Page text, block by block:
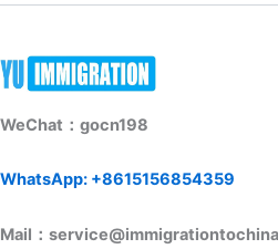
WeChat：gocn198
WhatsApp: +8615156854359
Mail：